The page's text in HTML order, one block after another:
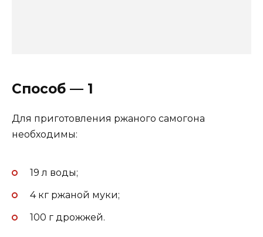
Способ — 1
Для приготовления ржаного самогона
необходимы:
19 л воды;
4 кг ржаной муки;
100 г дрожжей.